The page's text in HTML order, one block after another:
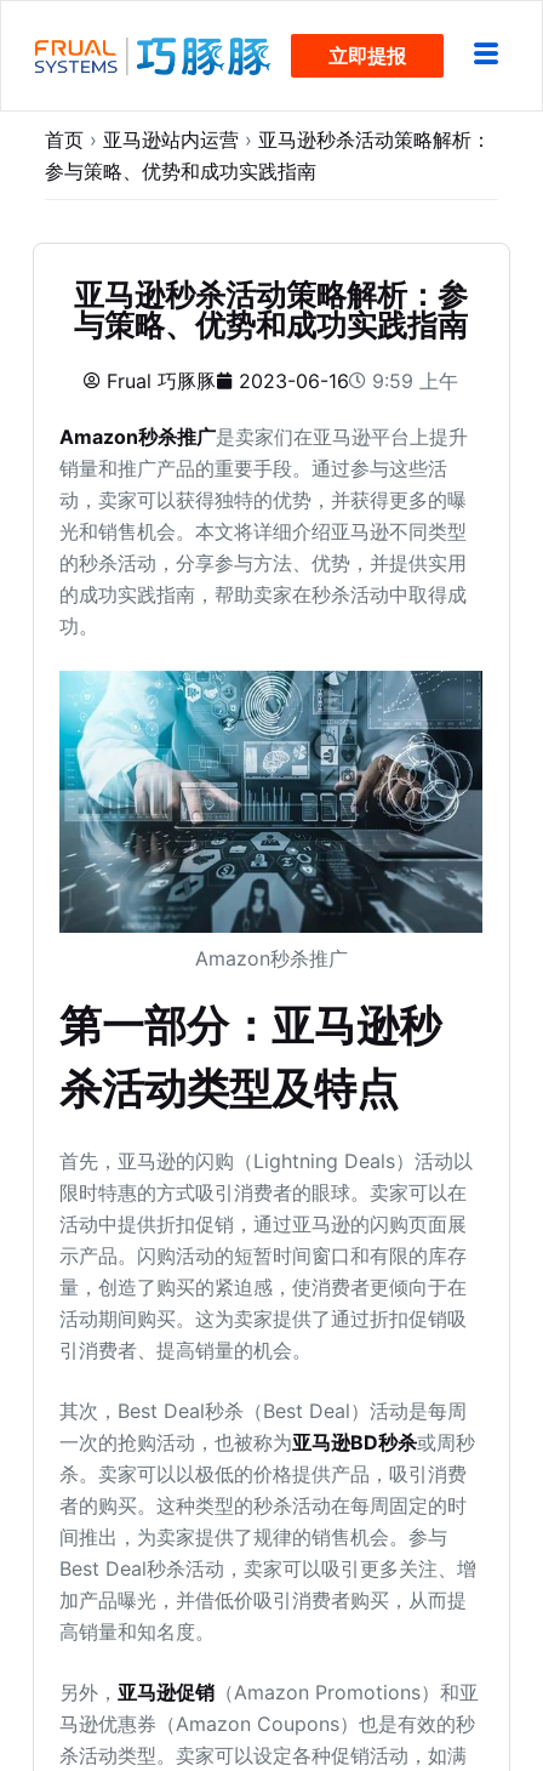
过
立即提报
首页 › 亚马逊站内运营 › 亚马逊秒杀活动策略解析：
参与策略、优势和成功实践指南
亚马逊秒杀活动策略解析：参
与策略、优势和成功实践指南
Frual 巧豚豚 2023-06-16 9:59 上午
Amazon秒杀推广是卖家们在亚马逊平台上提升
销量和推广产品的重要手段。通过参与这些活
动，卖家可以获得独特的优势，并获得更多的曝
光和销售机会。本文将详细介绍亚马逊不同类型
的秒杀活动，分享参与方法、优势，并提供实用
的成功实践指南，帮助卖家在秒杀活动中取得成
功。
Amazon秒杀推广
第一部分：亚马逊秒
杀活动类型及特点
首先，亚马逊的闪购（Lightning Deals）活动以
限时特惠的方式吸引消费者的眼球。卖家可以在
活动中提供折扣促销，通过亚马逊的闪购页面展
示产品。闪购活动的短暂时间窗口和有限的库存
量，创造了购买的紧迫感，使消费者更倾向于在
活动期间购买。这为卖家提供了通过折扣促销吸
引消费者、提高销量的机会。
其次，Best Deal秒杀（Best Deal）活动是每周
一次的抢购活动，也被称为亚马逊BD秒杀或周秒
杀。卖家可以以极低的价格提供产品，吸引消费
者的购买。这种类型的秒杀活动在每周固定的时
间推出，为卖家提供了规律的销售机会。参与
Best Deal秒杀活动，卖家可以吸引更多关注、增
加产品曝光，并借低价吸引消费者购买，从而提
高销量和知名度。
另外， 亚马逊促销 （Amazon Promotions）和亚
马逊优惠券（Amazon Coupons）也是有效的秒
杀活动类型。卖家可以设定各种促销活动，如满